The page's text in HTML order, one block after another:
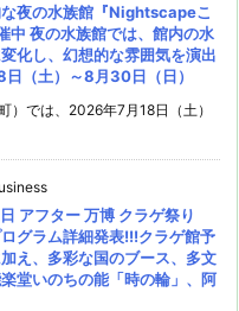
夜の水族館『Nightscapeこ
中 夜の水族館では、館内の水
化し、幻想的な雰囲気を演出
（土）～8月30日（日）
）では、2026年7月18日（土）
アフター 万博 クラゲ祭り
ログラム詳細発表!!!クラゲ館予
え、多彩な国のブース、多文
堂いのちの能「時の輪」、阿